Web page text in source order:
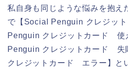
私自身も同じような悩みを抱え
で【Social Penguin クレジッ
Penguin クレジットカード 使
Penguin クレジットカード 失
クレジットカード エラー】と